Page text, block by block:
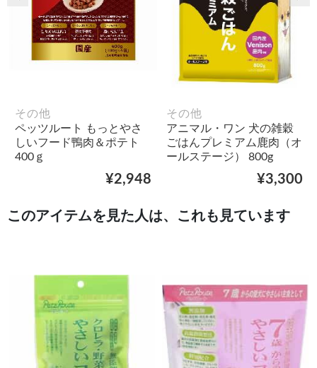
その他
ペッツルート もっとやさ
しいフード鴨肉＆ポテト
400ｇ
¥2,948
その他
アニマル・ワン 犬の雑穀
ごはんプレミアム鹿肉（オ
ールステージ） 800g
¥3,300
このアイテムを見た人は、これも見ています